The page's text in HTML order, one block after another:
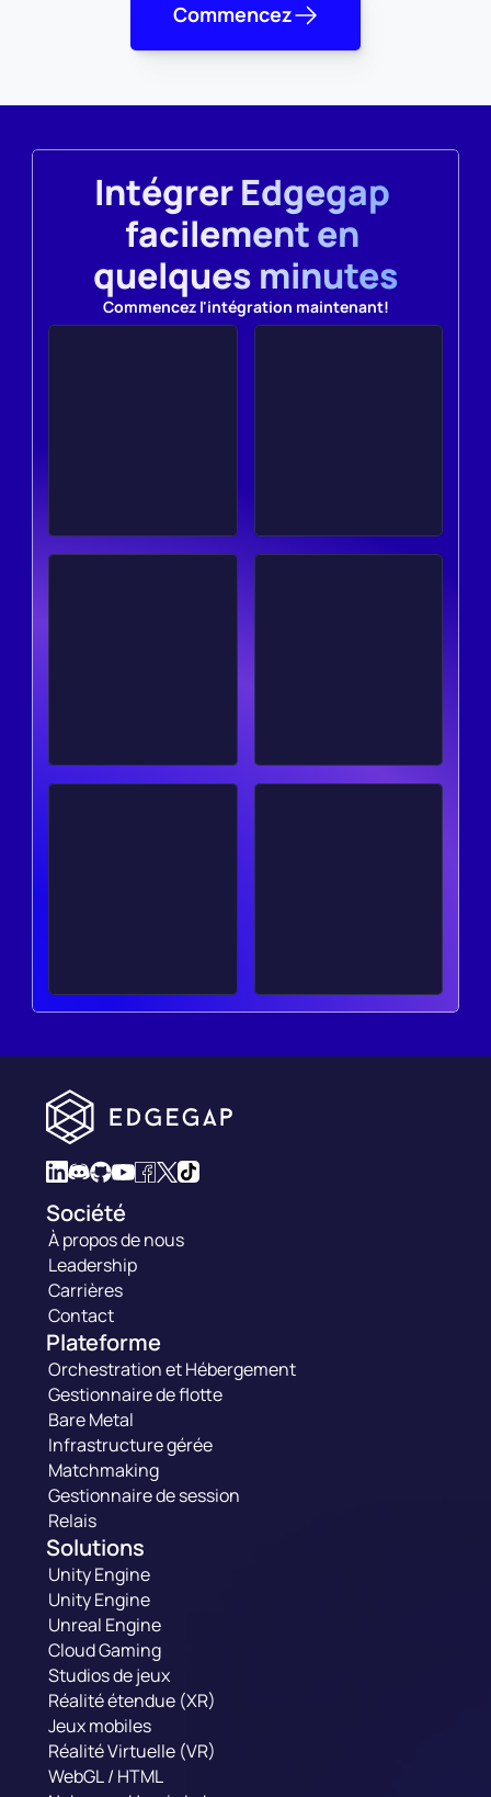
Commencez
Intégrer Edgegap
facilement en
quelques minutes
Commencez l'intégration maintenant!
Société
À propos de nous
Leadership
Carrières
Contact
Plateforme
Orchestration et Hébergement
Gestionnaire de flotte
Bare Metal
Infrastructure gérée
Matchmaking
Gestionnaire de session
Relais
Solutions
Unity Engine
Unity Engine
Unreal Engine
Cloud Gaming
Studios de jeux
Réalité étendue (XR)
Jeux mobiles
Réalité Virtuelle (VR)
WebGL / HTML